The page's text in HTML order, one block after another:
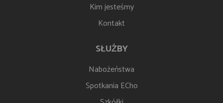
Kim jesteśmy
Kontakt
SŁUŻBY
Nabożeństwa
Spotkania ECho